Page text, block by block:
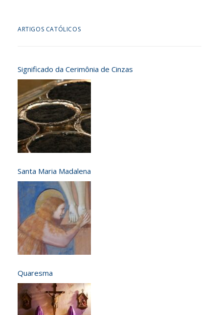
ARTIGOS CATÓLICOS
Significado da Cerimônia de Cinzas
Santa Maria Madalena
Quaresma